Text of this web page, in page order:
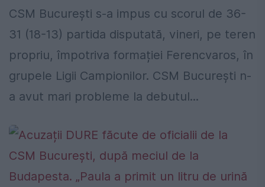
CSM București s-a impus cu scorul de 36-
31 (18-13) partida disputată, vineri, pe teren
propriu, împotriva formației Ferencvaros, în
grupele Ligii Campionilor. CSM București n-
a avut mari probleme la debutul...